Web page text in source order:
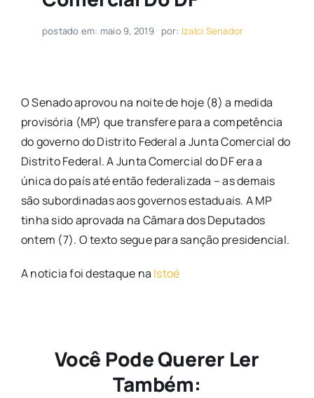
postado em: maio 9, 2019 por: Izalci Senador
O Senado aprovou na noite de hoje (8) a medida
provisória (MP) que transfere para a competência
do governo do Distrito Federal a Junta Comercial do
Distrito Federal. A Junta Comercial do DF era a
única do país até então federalizada – as demais
são subordinadas aos governos estaduais. A MP
tinha sido aprovada na Câmara dos Deputados
ontem (7). O texto segue para sanção presidencial.
A noticia foi destaque na Istoé
Você Pode Querer Ler
Também: